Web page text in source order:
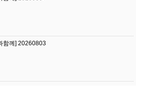
함께] 20260803